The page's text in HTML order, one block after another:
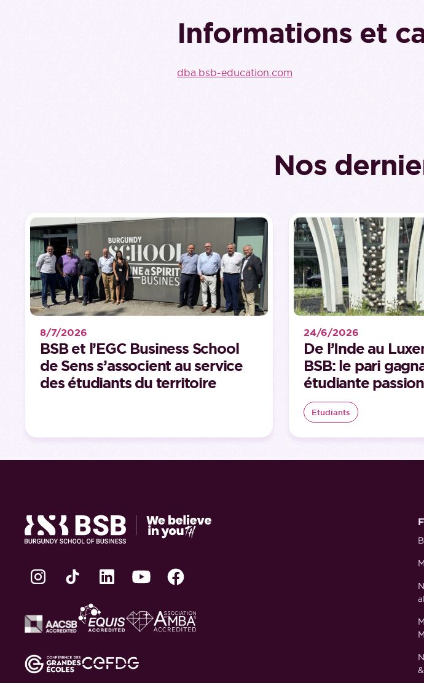
Informations et
dba.bsb-education.com
Nos
8/7/2026
BSB et l’EGC Business School
de Sens s’associent au service
des étudiants du territoire
24/6/2026
De l’Inde au
BSB: le pari
étudiante
Etudiants